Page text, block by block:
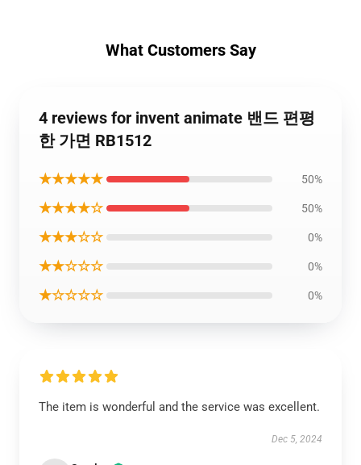
What Customers Say
4 reviews for invent animate 밴드 편평
한 가면 RB1512
★★★★★ 50%
★★★★☆ 50%
★★★☆☆ 0%
★★☆☆☆ 0%
★☆☆☆☆ 0%
The item is wonderful and the service was excellent.
Dec 5, 2024